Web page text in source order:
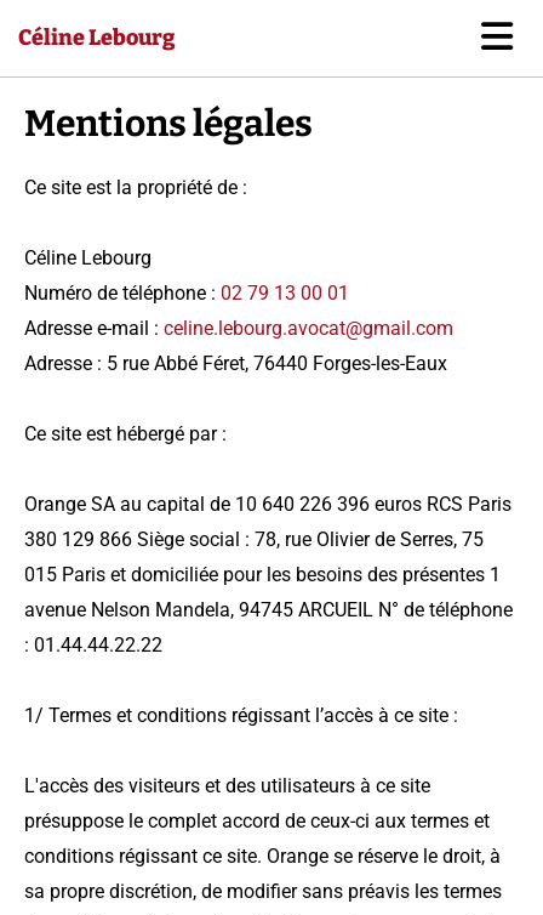
Céline Lebourg
Mentions légales
Ce site est la propriété de :
Céline Lebourg
Numéro de téléphone : 02 79 13 00 01
Adresse e-mail : celine.lebourg.avocat@gmail.com
Adresse : 5 rue Abbé Féret, 76440 Forges-les-Eaux
Ce site est hébergé par :
Orange SA au capital de 10 640 226 396 euros RCS Paris
380 129 866 Siège social : 78, rue Olivier de Serres, 75
015 Paris et domiciliée pour les besoins des présentes 1
avenue Nelson Mandela, 94745 ARCUEIL N° de téléphone
: 01.44.44.22.22
1/ Termes et conditions régissant l’accès à ce site :
L'accès des visiteurs et des utilisateurs à ce site
présuppose le complet accord de ceux-ci aux termes et
conditions régissant ce site. Orange se réserve le droit, à
sa propre discrétion, de modifier sans préavis les termes